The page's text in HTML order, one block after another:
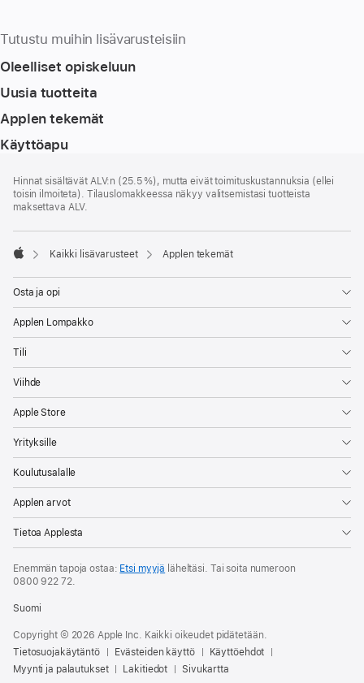
Tutustu muihin lisävarusteisiin
Oleelliset opiskeluun
Uusia tuotteita
Applen tekemät
Käyttöapu
Hinnat sisältävät ALV:n (25.5 %), mutta eivät toimitus­kustannuksia (ellei
toisin ilmoiteta). Tilauslomakkeessa näkyy valitsemistasi tuotteista
maksettava ALV.
Kaikki lisävarusteet Applen tekemät
Osta ja opi
Applen Lompakko
Tili
Viihde
Apple Store
Yrityksille
Koulutusalalle
Applen arvot
Tietoa Applesta
Enemmän tapoja ostaa: Etsi myyjä läheltäsi. Tai soita numeroon
0800 922 72.
Suomi
Copyright © 2026 Apple Inc. Kaikki oikeudet pidätetään.
Tietosuojakäytäntö
Evästeiden käyttö
Käyttöehdot
Myynti ja palautukset
Lakitiedot Sivukartta